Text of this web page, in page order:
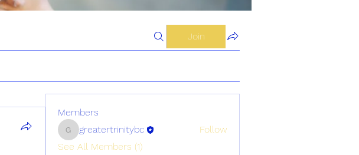
Join
Members
greatertrinitybc
greatertrinitybc
Follow
See All Members (1)